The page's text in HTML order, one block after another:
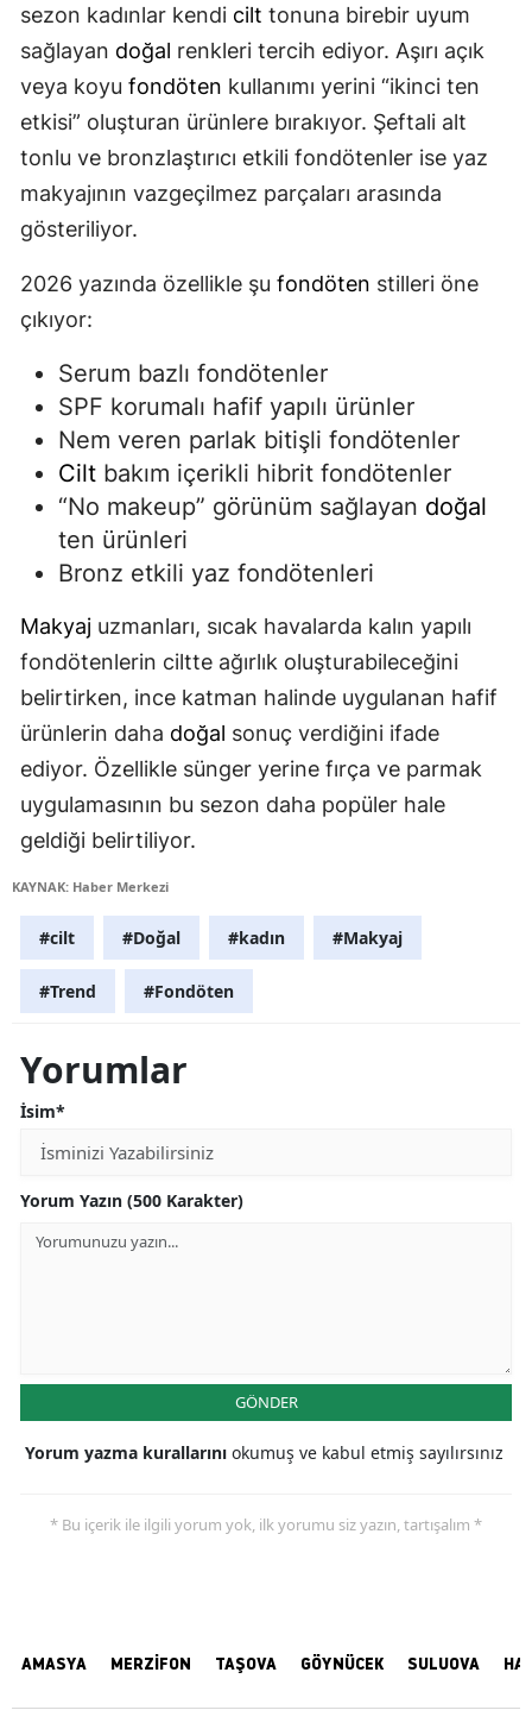
sezon kadınlar kendi cilt tonuna birebir uyum
sağlayan doğal renkleri tercih ediyor. Aşırı açık
veya koyu fondöten kullanımı yerini “ikinci ten
etkisi” oluşturan ürünlere bırakıyor. Şeftali alt
tonlu ve bronzlaştırıcı etkili fondötenler ise yaz
makyajının vazgeçilmez parçaları arasında
gösteriliyor.
2026 yazında özellikle şu fondöten stilleri öne
çıkıyor:
Serum bazlı fondötenler
SPF korumalı hafif yapılı ürünler
Nem veren parlak bitişli fondötenler
Cilt bakım içerikli hibrit fondötenler
“No makeup” görünüm sağlayan doğal
ten ürünleri
Bronz etkili yaz fondötenleri
Makyaj uzmanları, sıcak havalarda kalın yapılı
fondötenlerin ciltte ağırlık oluşturabileceğini
belirtirken, ince katman halinde uygulanan hafif
ürünlerin daha doğal sonuç verdiğini ifade
ediyor. Özellikle sünger yerine fırça ve parmak
uygulamasının bu sezon daha popüler hale
geldiği belirtiliyor.
KAYNAK: Haber Merkezi
#cilt #Doğal #kadın #Makyaj
#Trend #Fondöten
Yorumlar
İsim*
Yorum Yazın (500 Karakter)
GÖNDER
Yorum yazma kurallarını okumuş ve kabul etmiş sayılırsınız
* Bu içerik ile ilgili yorum yok, ilk yorumu siz yazın, tartışalım *
AMASYA MERZİFON TAŞOVA GÖYNÜCEK SULUOVA